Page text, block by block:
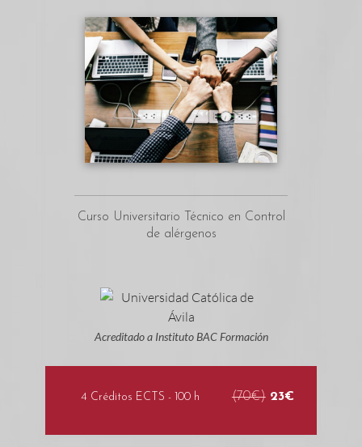
Curso Universitario Técnico en Control
de alérgenos
Acreditado a Instituto BAC Formación
4 Créditos ECTS - 100 h (70€) 23€